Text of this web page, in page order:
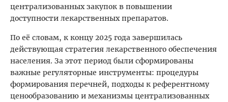
централизованных закупок в повышении
доступности лекарственных препаратов.
По её словам, к концу 2025 года завершилась
действующая стратегия лекарственного обеспечения
населения. За этот период были сформированы
важные регуляторные инструменты: процедуры
формирования перечней, подходы к референтному
ценообразованию и механизмы централизованных